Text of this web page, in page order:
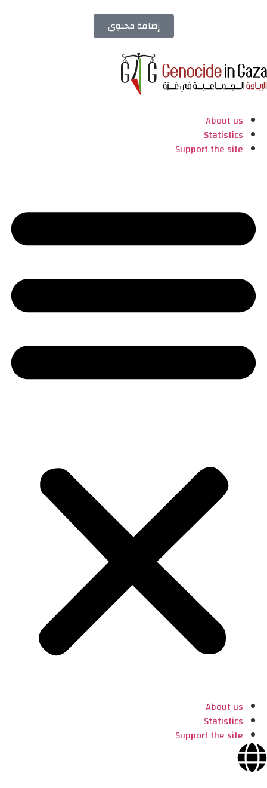
إضافة محتوى
About us
Statistics
Support the site
About us
Statistics
Support the site